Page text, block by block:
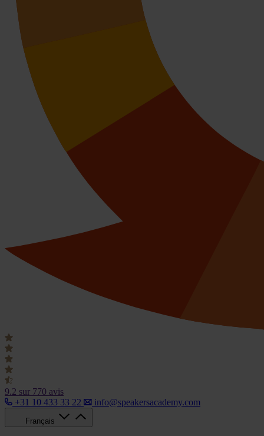
9.2 sur 770 avis
+31 10 433 33 22
info@speakersacademy.com
Français